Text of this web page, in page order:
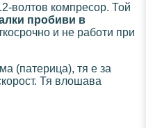
волтов компресор. Той
пробиви в
и не работи при
(патерица), тя е за
Тя влошава